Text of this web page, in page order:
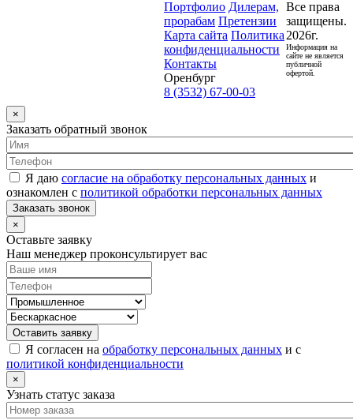
Портфолио Дилерам,
прорабам Претензии
Карта сайта Политика
конфиденциальности
Контакты
Оренбург
8 (3532) 67-00-03
Все права
защищены.
2026г.
Информация на
сайте не является
публичной
офертой.
×
Заказать обратный звонок
Я даю согласие на обработку персональных данных и
ознакомлен с политикой обработки персональных данных
Заказать звонок
×
Оставьте заявку
Наш менеджер проконсультирует вас
Оставить заявку
Я согласен на обработку персональных данных и с
политикой конфиденциальности
×
Узнать статус заказа